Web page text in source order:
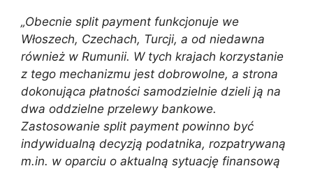
„Obecnie split payment funkcjonuje we
Włoszech, Czechach, Turcji, a od niedawna
również w Rumunii. W tych krajach korzystanie
z tego mechanizmu jest dobrowolne, a strona
dokonująca płatności samodzielnie dzieli ją na
dwa oddzielne przelewy bankowe.
Zastosowanie split payment powinno być
indywidualną decyzją podatnika, rozpatrywaną
m.in. w oparciu o aktualną sytuację finansową